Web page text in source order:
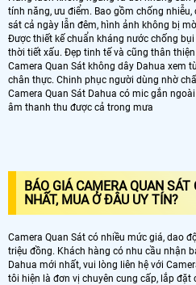
tính năng, ưu điểm. Bao gồm chống
sát cả ngày lẫn đêm, hình ảnh không bị
Được thiết kế chuẩn kháng nước chống
thời tiết xấu. Đẹp tinh tế và cũng thân
Camera Quan Sát không dây Dahua xem
chân thực. Chinh phục người dùng nhờ
Camera Quan Sát Dahua có mic gắn
âm thanh thu được cả trong mưa
BÁO GIÁ CAMERA QUAN
NHẤT, MUA Ở ĐÂU UY TÍN?
Camera Quan Sát có nhiều mức giá, dao
triệu đồng. Khách hàng có nhu cầu nhận
Dahua mới nhất, vui lòng liên hệ với
tôi hiện là đơn vị chuyên cung cấp, lắp đặt